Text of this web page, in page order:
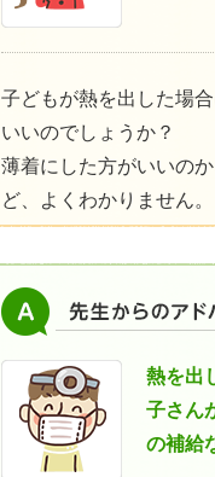
子どもが熱を出した場
いいのでしょうか？
薄着にした方がいいの
ど、よくわかりません。
熱を出
子さん
の補給